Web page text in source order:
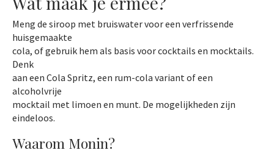
Meng de siroop met bruiswater voor een verfrissende
huisgemaakte
cola, of gebruik hem als basis voor cocktails en mocktails.
Denk
aan een Cola Spritz, een rum-cola variant of een
alcoholvrije
mocktail met limoen en munt. De mogelijkheden zijn
eindeloos.
Waarom Monin?